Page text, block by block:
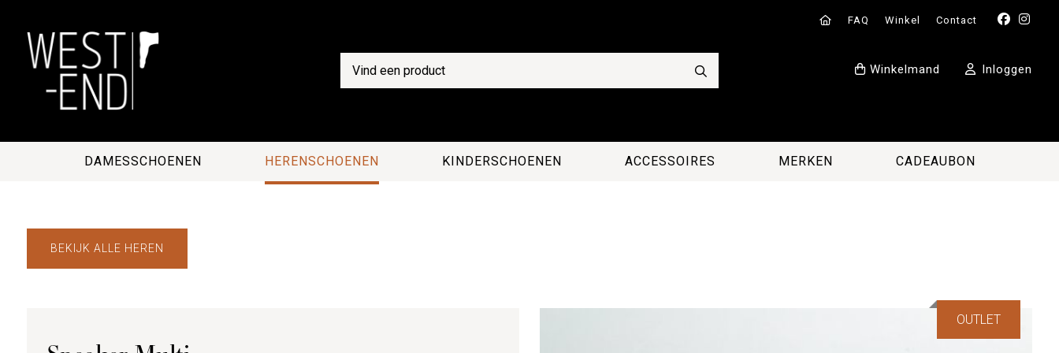
FAQ Winkel Contact
Inloggen
Winkelmand
DAMESSCHOENEN HERENSCHOENEN KINDERSCHOENEN ACCESSOIRES MERKEN CADEAUBON
BEKIJK ALLE HEREN
OUTLET